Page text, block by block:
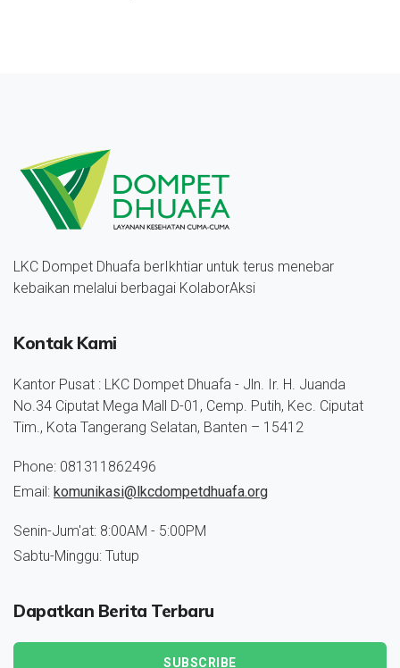
LKC Dompet Dhuafa berIkhtiar untuk terus menebar
kebaikan melalui berbagai KolaborAksi
Kontak Kami
Kantor Pusat : LKC Dompet Dhuafa - Jln. Ir. H. Juanda
No.34 Ciputat Mega Mall D-01, Cemp. Putih, Kec. Ciputat
Tim., Kota Tangerang Selatan, Banten – 15412
Phone: 081311862496
Email: komunikasi@lkcdompetdhuafa.org
Senin-Jum'at: 8:00AM - 5:00PM
Sabtu-Minggu: Tutup
Dapatkan Berita Terbaru
SUBSCRIBE